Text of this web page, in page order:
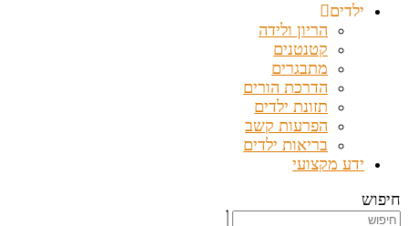
ילדים
הריון ולידה
קטנטנים
מתבגרים
הדרכת הורים
תזונת ילדים
הפרעות קשב
בריאות ילדים
ידע מקצועי
חיפוש